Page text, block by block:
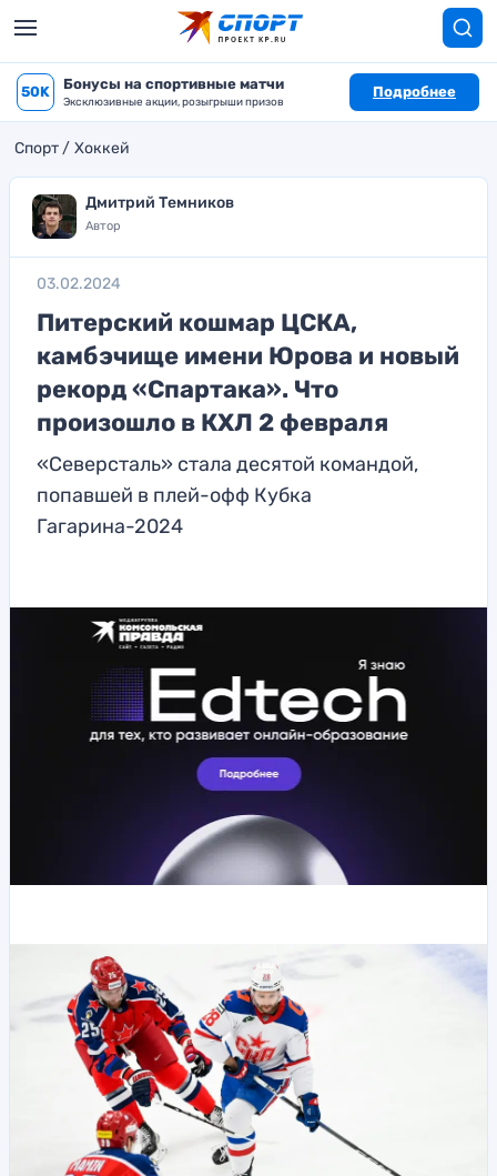
50K Бонусы на спортивные матчи
Эксклюзивные акции, розыгрыши призов
Подробнее
Спорт Хоккей
Дмитрий Темников
Автор
03.02.2024
Питерский кошмар ЦСКА,
камбэчище имени Юрова и новый
рекорд «Спартака». Что
произошло в КХЛ 2 февраля
«Северсталь» стала десятой командой,
попавшей в плей-офф Кубка
Гагарина-2024